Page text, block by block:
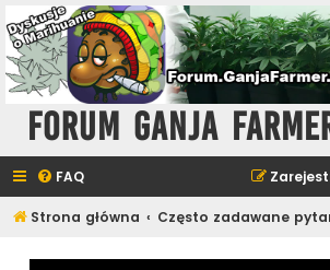
Forum Ganja
FAQ
Strona główna Często zadawane